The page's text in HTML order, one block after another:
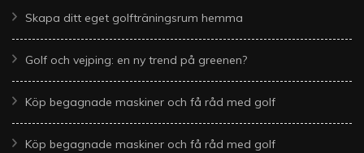
Skapa ditt eget golfträningsrum hemma
Golf och vejping: en ny trend på greenen?
Köp begagnade maskiner och få råd med golf
Köp begagnade maskiner och få råd med golf